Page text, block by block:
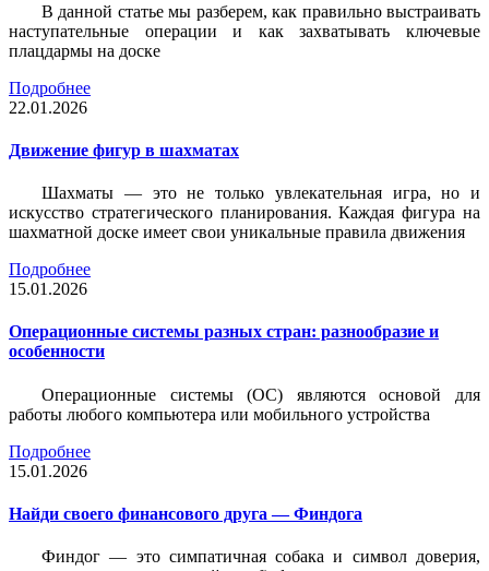
В данной статье мы разберем, как правильно выстраивать
наступательные операции и как захватывать ключевые
плацдармы на доске
Подробнее
22.01.2026
Движение фигур в шахматах
Шахматы — это не только увлекательная игра, но и
искусство стратегического планирования. Каждая фигура на
шахматной доске имеет свои уникальные правила движения
Подробнее
15.01.2026
Операционные системы разных стран: разнообразие и
особенности
Операционные системы (ОС) являются основой для
работы любого компьютера или мобильного устройства
Подробнее
15.01.2026
Найди своего финансового друга — Финдога
Финдог — это симпатичная собака и символ доверия,